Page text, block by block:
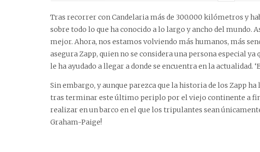
Tras recorrer con Candelaria más de 300.000 kilómetros y
sobre todo lo que ha conocido a lo largo y ancho del mundo.
mejor. Ahora, nos estamos volviendo más humanos, más
asegura Zapp, quien no se considera una persona especial
le ha ayudado a llegar a donde se encuentra en la actualidad.
Sin embargo, y aunque parezca que la historia de los Zapp
tras terminar este último periplo por el viejo continente a
realizar en un barco en el que los tripulantes sean
Graham-Paige!